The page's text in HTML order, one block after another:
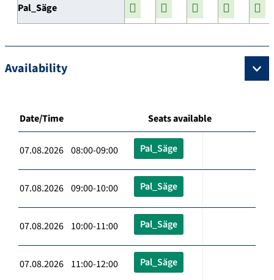
Pal_Säge
Availability
Date/Time Seats available
07.08.2026 08:00-09:00 Pal_Säge
07.08.2026 09:00-10:00 Pal_Säge
07.08.2026 10:00-11:00 Pal_Säge
07.08.2026 11:00-12:00 Pal_Säge